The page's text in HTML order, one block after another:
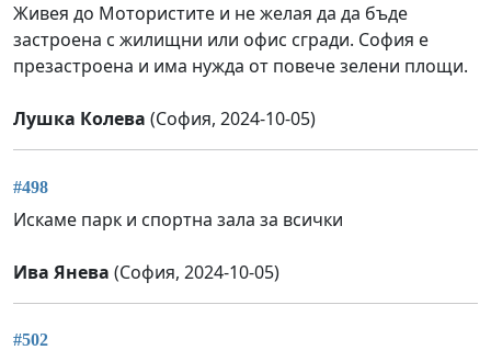
Живея до Мотористите и не желая да да бъде
застроена с жилищни или офис сгради. София е
презастроена и има нужда от повече зелени площи.
Лушка Колева (София, 2024-10-05)
#498
Искаме парк и спортна зала за всички
Ива Янева (София, 2024-10-05)
#502